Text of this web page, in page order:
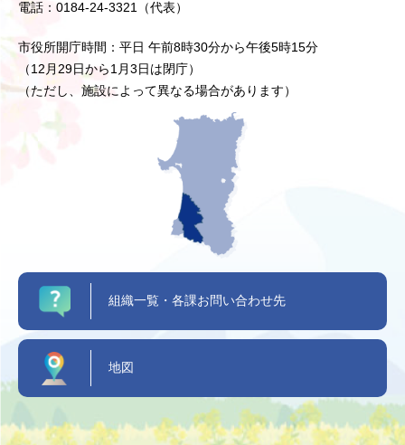
電話：0184-24-3321（代表）
市役所開庁時間：平日 午前8時30分から午後5時15分
（12月29日から1月3日は閉庁）
（ただし、施設によって異なる場合があります）
組織一覧・各課お問い合わせ先
地図